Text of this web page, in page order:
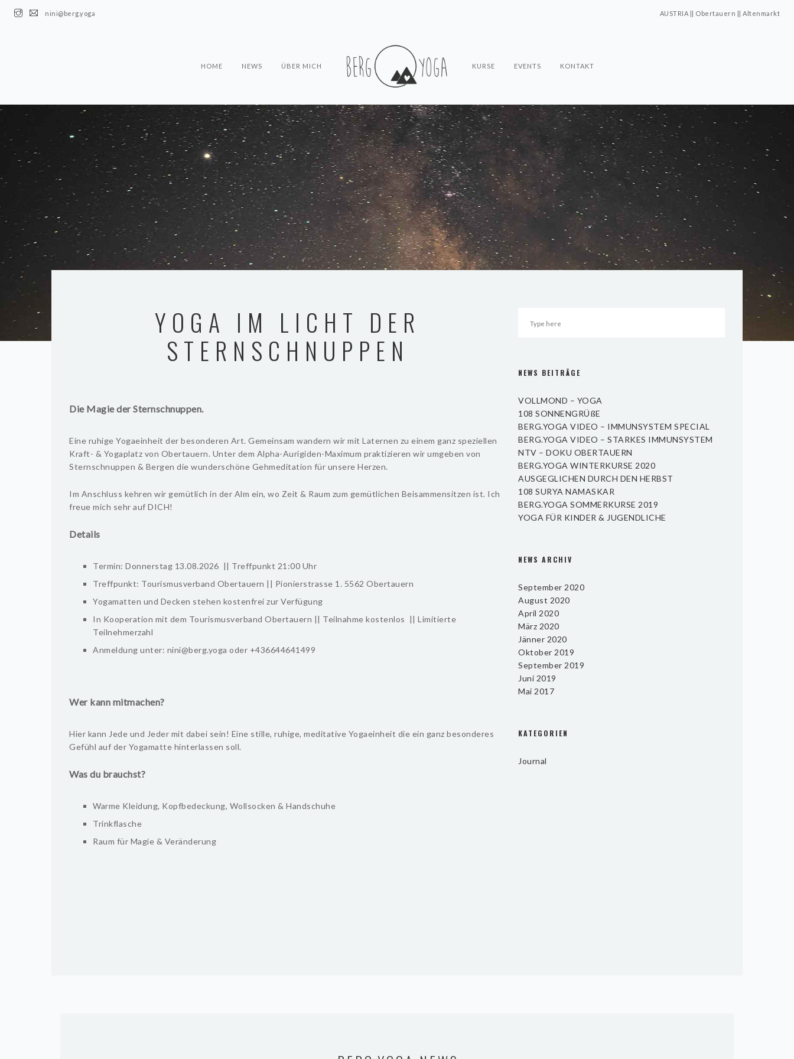
nini@berg.yoga AUSTRIA || Obertauern || Altenmarkt
HOME NEWS ÜBER MICH KURSE EVENTS KONTAKT
YOGA IM LICHT DER
STERNSCHNUPPEN
Die Magie der Sternschnuppen.
Eine ruhige Yogaeinheit der besonderen Art. Gemeinsam wandern wir mit Laternen zu einem ganz speziellen
Kraft- & Yogaplatz von Obertauern. Unter dem Alpha-Aurigiden-Maximum praktizieren wir umgeben von
Sternschnuppen & Bergen die wunderschöne Gehmeditation für unsere Herzen.
Im Anschluss kehren wir gemütlich in der Alm ein, wo Zeit & Raum zum gemütlichen Beisammensitzen ist. Ich
freue mich sehr auf DICH!
Details
Termin: Donnerstag 13.08.2026 || Treffpunkt 21:00 Uhr
Treffpunkt: Tourismusverband Obertauern || Pionierstrasse 1. 5562 Obertauern
Yogamatten und Decken stehen kostenfrei zur Verfügung
In Kooperation mit dem Tourismusverband Obertauern || Teilnahme kostenlos || Limitierte
Teilnehmerzahl
Anmeldung unter: nini@berg.yoga oder +436644641499
Wer kann mitmachen?
Hier kann Jede und Jeder mit dabei sein! Eine stille, ruhige, meditative Yogaeinheit die ein ganz besonderes
Gefühl auf der Yogamatte hinterlassen soll.
Was du brauchst?
Warme Kleidung, Kopfbedeckung, Wollsocken & Handschuhe
Trinkflasche
Raum für Magie & Veränderung
NEWS BEITRÄGE
VOLLMOND – YOGA
108 SONNENGRÜßE
BERG.YOGA VIDEO – IMMUNSYSTEM SPECIAL
BERG.YOGA VIDEO – STARKES IMMUNSYSTEM
NTV – DOKU OBERTAUERN
BERG.YOGA WINTERKURSE 2020
AUSGEGLICHEN DURCH DEN HERBST
108 SURYA NAMASKAR
BERG.YOGA SOMMERKURSE 2019
YOGA FÜR KINDER & JUGENDLICHE
NEWS ARCHIV
September 2020
August 2020
April 2020
März 2020
Jänner 2020
Oktober 2019
September 2019
Juni 2019
Mai 2017
KATEGORIEN
Journal